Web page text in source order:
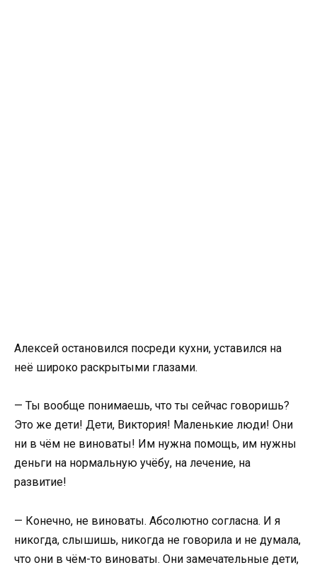
Алексей остановился посреди кухни, уставился на
неё широко раскрытыми глазами.
— Ты вообще понимаешь, что ты сейчас говоришь?
Это же дети! Дети, Виктория! Маленькие люди! Они
ни в чём не виноваты! Им нужна помощь, им нужны
деньги на нормальную учёбу, на лечение, на
развитие!
— Конечно, не виноваты. Абсолютно согласна. И я
никогда, слышишь, никогда не говорила и не думала,
что они в чём-то виноваты. Они замечательные дети,